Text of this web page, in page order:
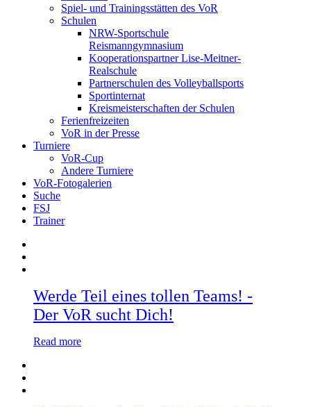
Spiel- und Trainingsstätten des VoR
Schulen
NRW-Sportschule
Reismanngymnasium
Kooperationspartner Lise-Meitner-
Realschule
Partnerschulen des Volleyballsports
Sportinternat
Kreismeisterschaften der Schulen
Ferienfreizeiten
VoR in der Presse
Turniere
VoR-Cup
Andere Turniere
VoR-Fotogalerien
Suche
FSJ
Trainer
Werde Teil eines tollen Teams! -
Der VoR sucht Dich!
Read more